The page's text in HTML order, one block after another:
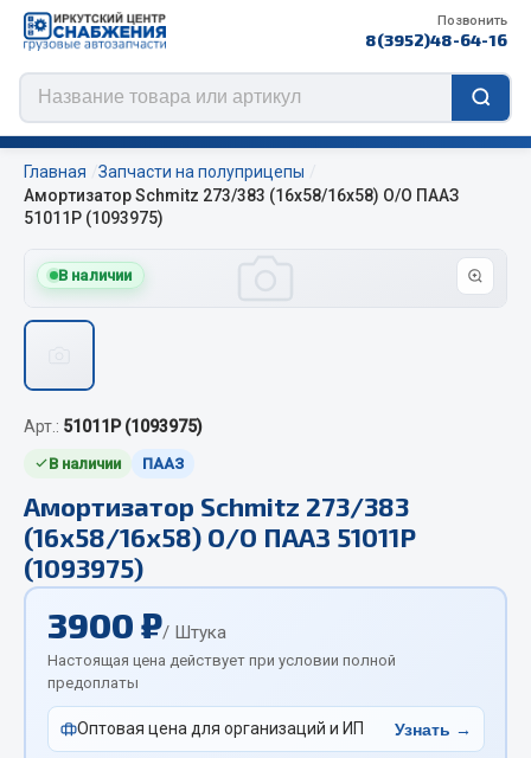
Позвонить
8(3952)48-64-16
ЦЕПИ РОССИЯ
Изготовление цепей на колеса BOHU
QITONG
Весь раздел
Отопители салона, подогреватели
Жидкостные подогреватели
Отопители салона
Подогреватели тосола
Весь раздел
Главная
Запчасти на полуприцепы
Амортизатор Schmitz 273/383 (16х58/16х58) О/О ПААЗ
51011Р (1093975)
В наличии
Арт.: 51011Р (1093975)
В наличии ПААЗ
Амортизатор Schmitz 273/383
(16х58/16х58) О/О ПААЗ 51011Р
(1093975)
3900 ₽/ Штука
Настоящая цена действует при условии полной
предоплаты
Оптовая цена для организаций и ИП Узнать →